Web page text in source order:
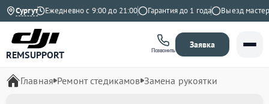
СургутЕжедневно с 9:00 до 21:00 Гарантия до 1 года Выезд мастера
REMSUPPORT Позвонить
Заявка
Главная Ремонт стедикамов Замена рукоятки